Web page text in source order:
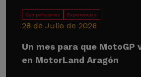
Competiciones Experiencias
28 de Julio de 2026
Un mes para que MotoGP
en MotorLand Aragón